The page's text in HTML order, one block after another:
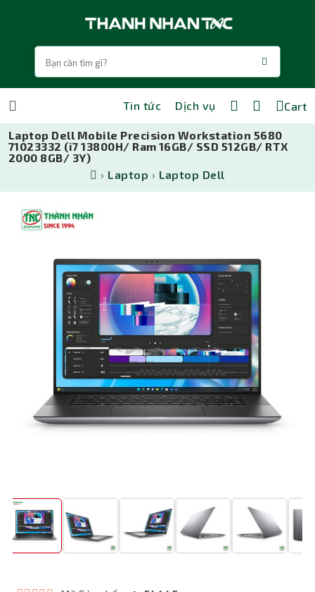
Tin tức Dịch vụ Cart
Laptop Dell Mobile Precision Workstation 5680
71023332 (i7 13800H/ Ram 16GB/ SSD 512GB/ RTX
2000 8GB/ 3Y)
› Laptop › Laptop Dell